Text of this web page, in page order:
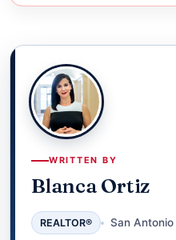
WRITTEN BY
Blanca Ortiz
REALTOR® San Antonio